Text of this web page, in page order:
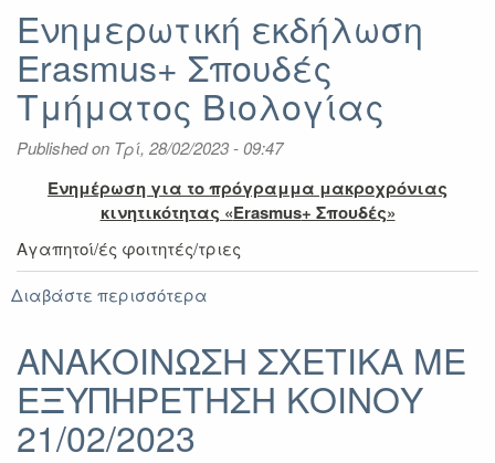
Erasmus+
Σπουδές
Τμήματος
Δασολογίας
και
Φυσικού
Ενημερωτική εκδήλωση
Erasmus+ Σπουδές
Τμήματος Βιολογίας
Published on Τρί, 28/02/2023 - 09:47
Ενημέρωση για το πρόγραμμα μακροχρόνιας
κινητικότητας «Erasmus+ Σπουδές»
Αγαπητοί/ές φοιτητές/τριες
Διαβάστε περισσότερα
Erasmus+
Σπουδές
Τμήματος
ΑΝΑΚΟΙΝΩΣΗ ΣΧΕΤΙΚΑ ΜΕ
ΕΞΥΠΗΡΕΤΗΣΗ ΚΟΙΝΟΥ
21/02/2023